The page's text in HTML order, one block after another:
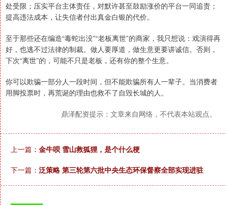
处受限；压实平台主体责任，对默许甚至鼓励涨价的平台一同追责；
提高违法成本，让失信者付出真金白银的代价。
至于那些还在编造“毒蛇出没”“老板离世”的商家，我只想说：戏演得再
好，也逃不过法律的制裁。做人要厚道，做生意更要讲诚信。否则，
下次“离世”的，可能不只是老板，还有你的整个生意。
你可以欺骗一部分人一段时间，但不能欺骗所有人一辈子。当消费者
用脚投票时，再荒诞的理由也救不了自毁长城的人。
鼎泽配资提示：文章来自网络，不代表本站观点。
上一篇： 金牛呗 雪山救狐狸，是个什么梗
下一篇： 泛策略 第三轮第六批中央生态环保督察全部实现进驻